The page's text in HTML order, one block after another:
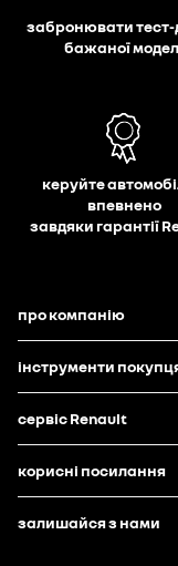
забронювати
бажаної
керуйте
впевнено
завдяки гарантії
про компанію
інструменти
сервіс Renault
корисні посилання
залишайся з нами